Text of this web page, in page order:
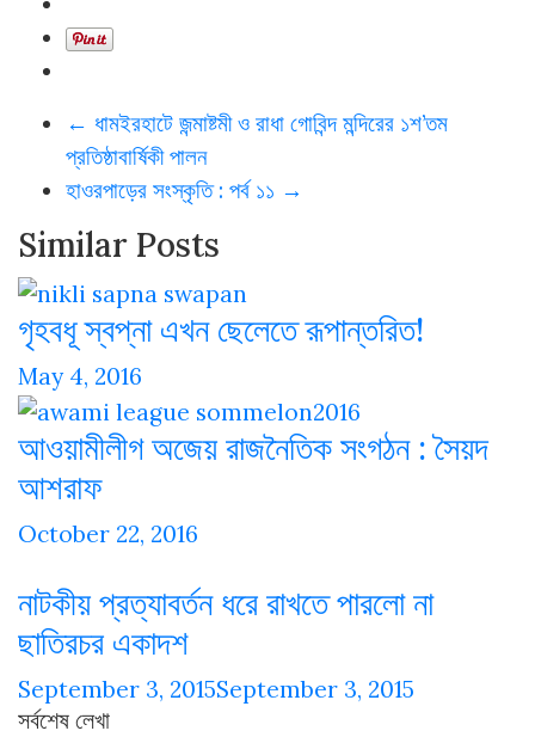
← ধামইরহাটে জন্মাষ্টমী ও রাধা গোবিন্দ মন্দিরের ১শ’তম
প্রতিষ্ঠাবার্ষিকী পালন
হাওরপাড়ের সংস্কৃতি : পর্ব ১১ →
Similar Posts
গৃহবধূ স্বপ্না এখন ছেলেতে রূপান্তরিত!
May 4, 2016
আওয়ামীলীগ অজেয় রাজনৈতিক সংগঠন : সৈয়দ
আশরাফ
October 22, 2016
নাটকীয় প্রত্যাবর্তন ধরে রাখতে পারলো না
ছাতিরচর একাদশ
September 3, 2015September 3, 2015
সর্বশেষ লেখা